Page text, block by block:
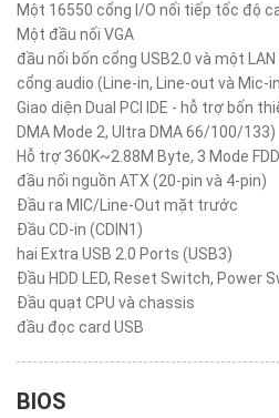
Một 16550 cổng I/O nối tiếp tốc độ
Một đầu nối VGA
đầu nối bốn cổng USB2.0 và một
cổng audio (Line-in, Line-out và Mic-
Giao diện Dual PCI IDE - hỗ trợ bốn
DMA Mode 2, Ultra DMA 66/100/133)
Hỗ trợ 360K~2.88M Byte, 3 Mode
đầu nối nguồn ATX (20-pin và 4-pin)
Đầu ra MIC/Line-Out mặt trước
Đầu CD-in (CDIN1)
hai Extra USB 2.0 Ports (USB3)
Đầu HDD LED, Reset Switch, Power
Đầu quạt CPU và chassis
đầu đọc card USB
BIOS